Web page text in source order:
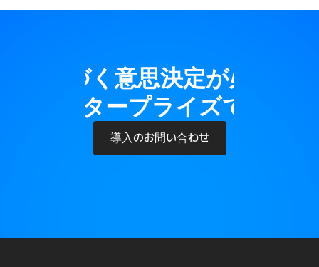
に基づく意思決定が必要で
エンタープライズで簡単
導入のお問い合わせ